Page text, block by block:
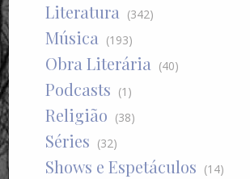
Literatura (342)
Música (193)
Obra Literária (40)
Podcasts (1)
Religião (38)
Séries (32)
Shows e Espetáculos (14)